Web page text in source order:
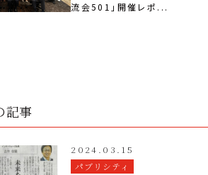
流会501」開催レポ...
記事
2024.03.15
パブリシティ